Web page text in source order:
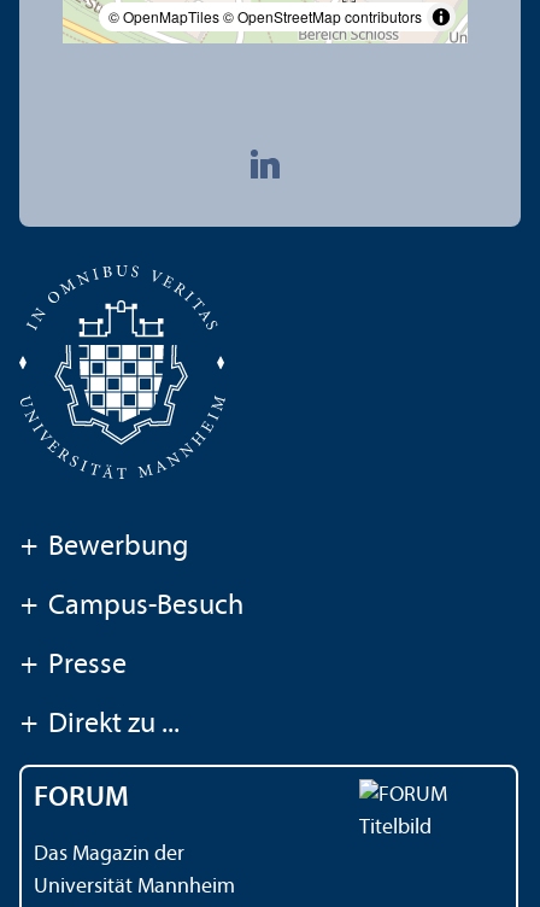
© OpenMapTiles© OpenStreetMap contributors
+ Bewerbung
+ Campus-Besuch
+ Presse
+ Direkt zu ...
FORUM
Das Magazin der
Universität Mannheim